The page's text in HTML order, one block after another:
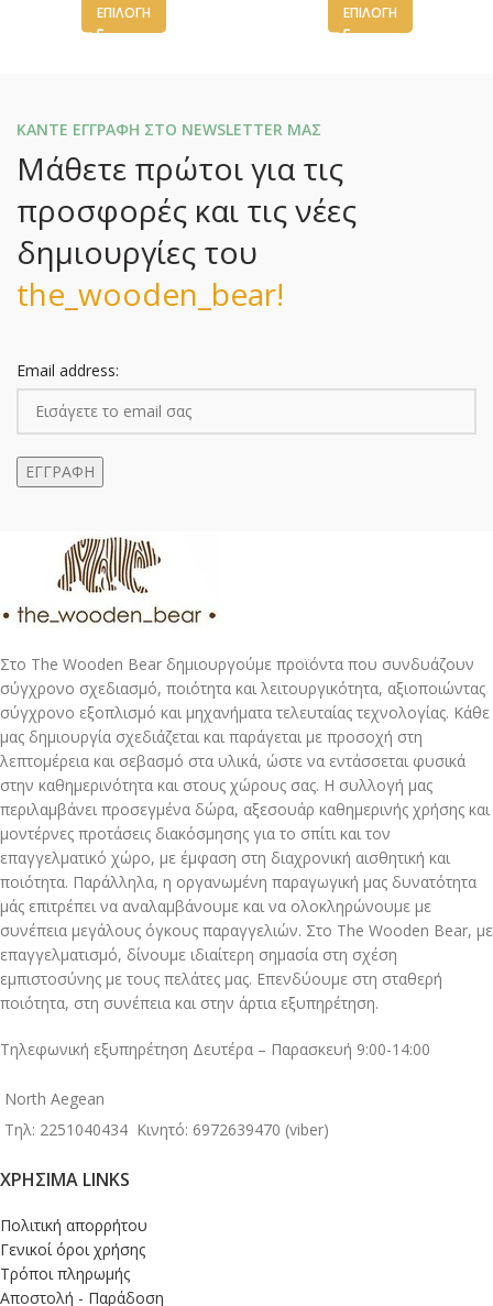
ΕΠΙΛΟΓΉ ΕΠΙΛΟΓΉ
ΚΑΝΤΕ ΕΓΓΡΑΦΗ ΣΤΟ NEWSLETTER ΜΑΣ
Μάθετε πρώτοι για τις
προσφορές και τις νέες
δημιουργίες του
the_wooden_bear!
Email address:
Στο The Wooden Bear δημιουργούμε προϊόντα που συνδυάζουν
σύγχρονο σχεδιασμό, ποιότητα και λειτουργικότητα, αξιοποιώντας
σύγχρονο εξοπλισμό και μηχανήματα τελευταίας τεχνολογίας. Κάθε
μας δημιουργία σχεδιάζεται και παράγεται με προσοχή στη
λεπτομέρεια και σεβασμό στα υλικά, ώστε να εντάσσεται φυσικά
στην καθημερινότητα και στους χώρους σας. Η συλλογή μας
περιλαμβάνει προσεγμένα δώρα, αξεσουάρ καθημερινής χρήσης και
μοντέρνες προτάσεις διακόσμησης για το σπίτι και τον
επαγγελματικό χώρο, με έμφαση στη διαχρονική αισθητική και
ποιότητα. Παράλληλα, η οργανωμένη παραγωγική μας δυνατότητα
μάς επιτρέπει να αναλαμβάνουμε και να ολοκληρώνουμε με
συνέπεια μεγάλους όγκους παραγγελιών. Στο The Wooden Bear, με
επαγγελματισμό, δίνουμε ιδιαίτερη σημασία στη σχέση
εμπιστοσύνης με τους πελάτες μας. Επενδύουμε στη σταθερή
ποιότητα, στη συνέπεια και στην άρτια εξυπηρέτηση.
Τηλεφωνική εξυπηρέτηση Δευτέρα – Παρασκευή 9:00-14:00
North Aegean
Τηλ: 2251040434 Κινητό: 6972639470 (viber)
ΧΡΉΣΙΜΑ LINKS
Πολιτική απορρήτου
Γενικοί όροι χρήσης
Τρόποι πληρωμής
Αποστολή - Παράδοση